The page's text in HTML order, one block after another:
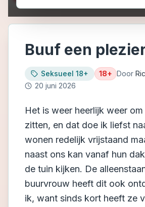
Buuf een
Seksueel 18+ 18+ Door
20 juni 2026
Het is weer heerlijk weer
zitten, en dat doe ik liefst
wonen redelijk vrijstaand
naast ons kan vanaf hun
de tuin kijken. De
buurvrouw heeft dit ook
ik, want sinds kort heeft ze